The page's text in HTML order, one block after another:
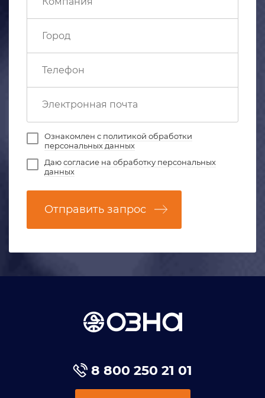
Ознакомлен с политикой обработки
персональных данных
Даюсогласие на обработку персональных
данных
Отправить запрос
8 800 250 21 01